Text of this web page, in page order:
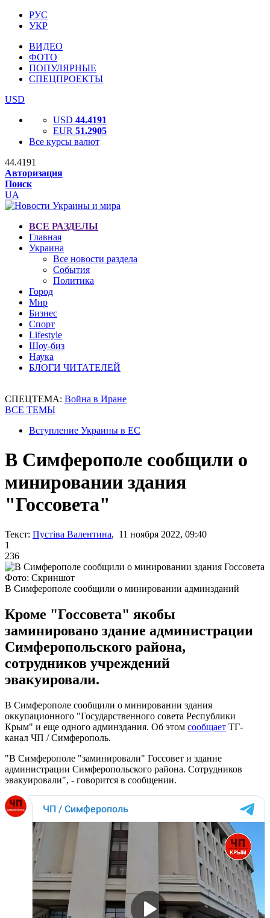
РУС
УКР
ВИДЕО
ФОТО
ПОПУЛЯРНЫЕ
СПЕЦПРОЕКТЫ
USD
USD 44.4191
EUR 51.2905
Все курсы валют
44.4191
Авторизация
Поиск
UA
ВСЕ РАЗДЕЛЫ
Главная
Украина
Все новости раздела
События
Политика
Город
Мир
Бизнес
Спорт
Lifestyle
Шоу-биз
Наука
БЛОГИ ЧИТАТЕЛЕЙ
СПЕЦТЕМА: Война в Иране
ВСЕ ТЕМЫ
Вступление Украины в ЕС
В Симферополе сообщили о
минировании здания
"Госсовета"
Текст: Пустіва Валентина, 11 ноября 2022, 09:40
1
236
Фото: Скриншот
В Симферополе сообщили о минировании админзданий
Кроме "Госсовета" якобы
заминировано здание администрации
Симферопольского района,
сотрудников учреждений
эвакуировали.
В Симферополе сообщили о минировании здания
оккупационного "Государственного совета Республики
Крым" и еще одного админздания. Об этом сообщает ТГ-
канал ЧП / Симферополь.
"В Симферополе "заминировали" Госсовет и здание
администрации Симферопольского района. Сотрудников
эвакуировали", - говорится в сообщении.